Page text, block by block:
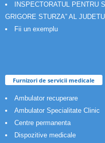
INSPECTORATUL PENTRU
GRIGORE STURZA” AL
Fii un exemplu
Furnizori de servicii medicale
Ambulator recuperare
Ambulator Specialitate Clinic
Centre permanenta
Dispozitive medicale